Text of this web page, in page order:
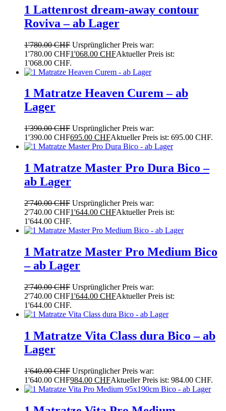
1 Lattenrost dream-away contour
Roviva – ab Lager
1'780.00CHF Ursprünglicher Preis war:
1'780.00 CHF1'068.00 CHFAktueller Preis ist:
1'068.00 CHF.
1 Matratze Heaven Curem – ab
Lager
1'390.00CHF Ursprünglicher Preis war:
1'390.00 CHF695.00 CHFAktueller Preis ist: 695.00 CHF.
1 Matratze Master Pro Dura Bico –
ab Lager
2'740.00CHF Ursprünglicher Preis war:
2'740.00 CHF1'644.00 CHFAktueller Preis ist:
1'644.00 CHF.
1 Matratze Master Pro Medium Bico
– ab Lager
2'740.00CHF Ursprünglicher Preis war:
2'740.00 CHF1'644.00 CHFAktueller Preis ist:
1'644.00 CHF.
1 Matratze Vita Class dura Bico – ab
Lager
1'640.00CHF Ursprünglicher Preis war:
1'640.00 CHF984.00 CHFAktueller Preis ist: 984.00 CHF.